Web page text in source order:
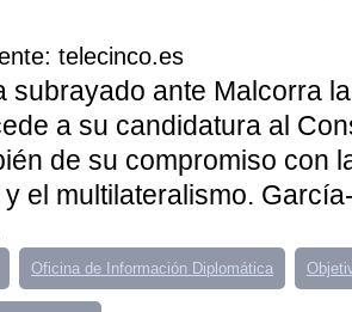
telecinco.es
subrayado ante Malcorra
a su candidatura al
de su compromiso con
el multilateralismo.
Oficina de Información Diplomática